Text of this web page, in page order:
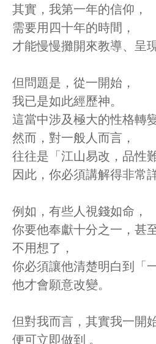
其實，我第一年的信仰，
需要用四十年的時間，
才能慢慢攤開來教導、呈
但問題是，從一開始，
我已是如此經歷神。
這當中涉及極大的性格轉變
然而，對一般人而言，
往往是「江山易改，品性
因此，你必須講解得非常
例如，有些人視錢如命，
你要他奉獻十分之一，甚
不用想了，
你必須讓他清楚明白到「
他才會願意改變。
但對我而言，其實我一開
便可立即做到 。